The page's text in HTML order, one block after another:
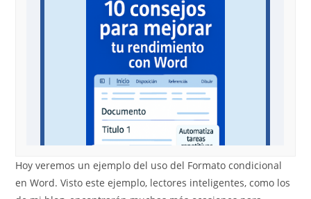
Hoy veremos un ejemplo del uso del Formato condicional
en Word. Visto este ejemplo, lectores inteligentes, como los